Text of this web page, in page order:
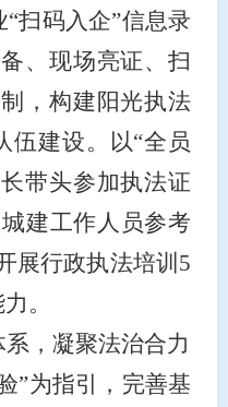
扫码入企”信息录
、现场亮证、扫
，构建阳光执法
伍建设。以“全员
带头参加执法证
建工作人员参考
展行政执法培训5
。
系，凝聚法治合力
”为指引，完善基